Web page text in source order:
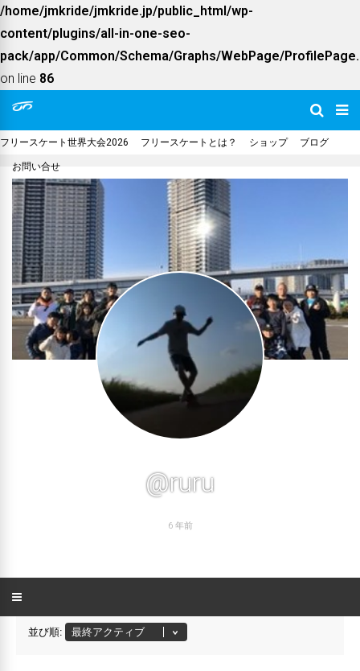
/home/jmkride/jmkride.jp/public_html/wp-
content/plugins/all-in-one-seo-
pack/app/Common/Schema/Graphs/WebPage/
on line 86
フリースケート世界大会2026 フリースケートとは？ ショップ ブログ
お問い合せ
@ruru
6 年前
並び順: